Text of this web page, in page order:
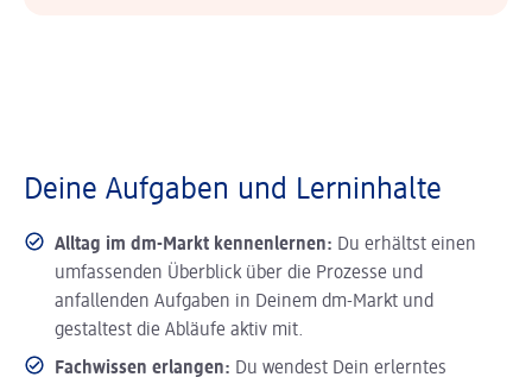
Deine Aufgaben und Lerninhalte
Alltag im dm-Markt kennenlernen: Du erhältst einen
umfassenden Überblick über die Prozesse und
anfallenden Aufgaben in Deinem dm-Markt und
gestaltest die Abläufe aktiv mit.
Fachwissen erlangen: Du wendest Dein erlerntes